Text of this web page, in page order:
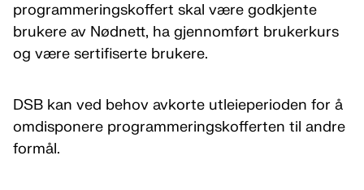
programmeringskoffert skal være godkjente
brukere av Nødnett, ha gjennomført brukerkurs
og være sertifiserte brukere.
DSB kan ved behov avkorte utleieperioden for å
omdisponere programmeringskofferten til andre
formål.